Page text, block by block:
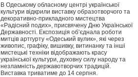
В Одеському обласному центрі української
культури відкрили виставку образотворчого та
декоративно-прикладного мистецтва
«Радісний подих», присвячену Дню Української
Державності. Експозиція об’єднала роботи
митців артгурту «Одеський вулик», які через
живопис, графіку, вишивку, витинанку та інші
мистецькі техніки відображають красу
української культури, духовну силу народу та
незламність державотворчих традицій.
Виставка триватиме до 14 серпня.